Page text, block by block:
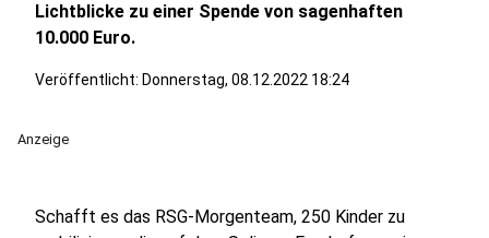
Lichtblicke zu einer Spende von sagenhaften
10.000 Euro.
Veröffentlicht: Donnerstag, 08.12.2022 18:24
Anzeige
Schafft es das RSG-Morgenteam, 250 Kinder zu